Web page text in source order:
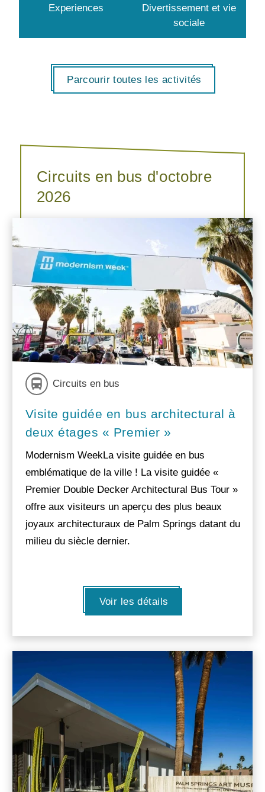
Experiences
Divertissement et vie
sociale
Parcourir toutes les activités
Circuits en bus d'octobre
2026
Circuits en bus
Visite guidée en bus architectural à
deux étages « Premier »
Modernism WeekLa visite guidée en bus
emblématique de la ville ! La visite guidée «
Premier Double Decker Architectural Bus Tour »
offre aux visiteurs un aperçu des plus beaux
joyaux architecturaux de Palm Springs datant du
milieu du siècle dernier.
Voir les détails